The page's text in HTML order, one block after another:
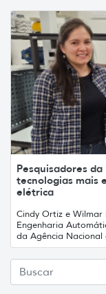
Pesquisadores
tecnologias mais
elétrica
Cindy Ortiz e Wilmar
Engenharia
da Agência Nacional